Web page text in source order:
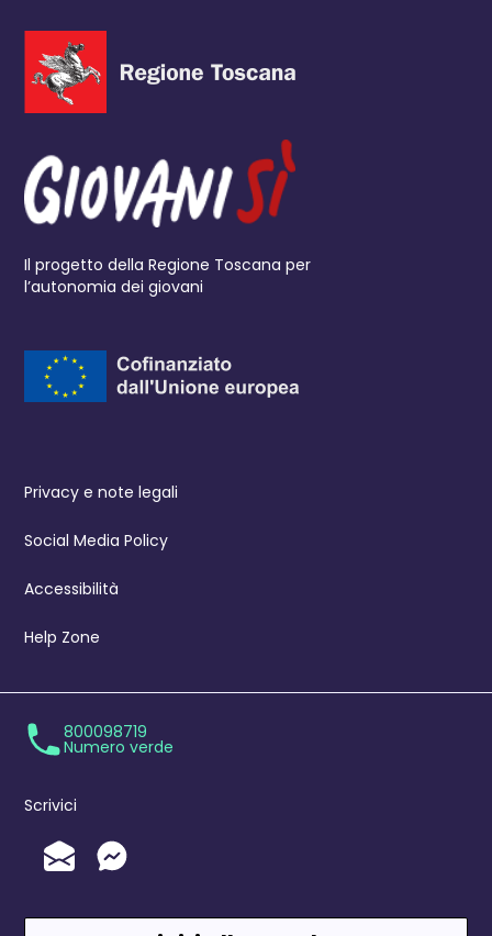
Il progetto della Regione Toscana per
l’autonomia dei giovani
Privacy e note legali
Social Media Policy
Accessibilità
Help Zone
800098719
Numero verde
Scrivici
Invia un'Email
Messenger